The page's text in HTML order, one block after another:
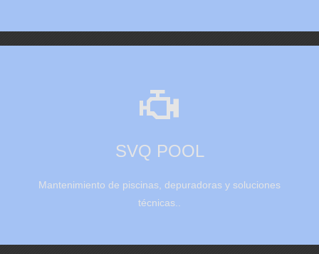

SVQ POOL
Mantenimiento de piscinas, depuradoras y soluciones
técnicas..